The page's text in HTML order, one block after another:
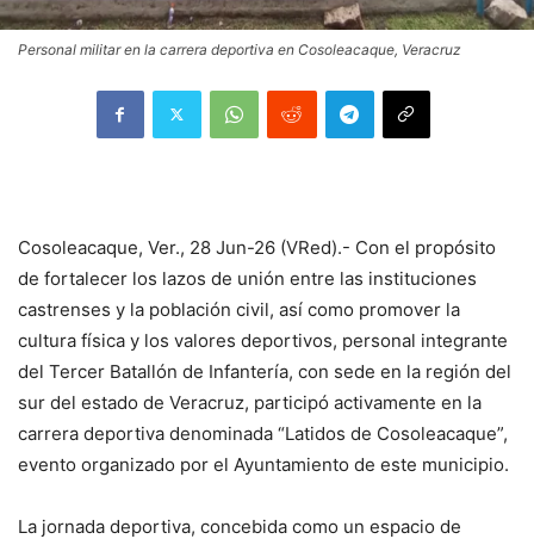
Personal militar en la carrera deportiva en Cosoleacaque, Veracruz
Cosoleacaque, Ver., 28 Jun-26 (VRed).- Con el propósito
de fortalecer los lazos de unión entre las instituciones
castrenses y la población civil, así como promover la
cultura física y los valores deportivos, personal integrante
del Tercer Batallón de Infantería, con sede en la región del
sur del estado de Veracruz, participó activamente en la
carrera deportiva denominada “Latidos de Cosoleacaque”,
evento organizado por el Ayuntamiento de este municipio.
La jornada deportiva, concebida como un espacio de